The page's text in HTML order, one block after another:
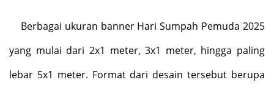
Berbagai ukuran banner Hari Sumpah Pemuda 2025
yang mulai dari 2x1 meter, 3x1 meter, hingga paling
lebar 5x1 meter. Format dari desain tersebut berupa